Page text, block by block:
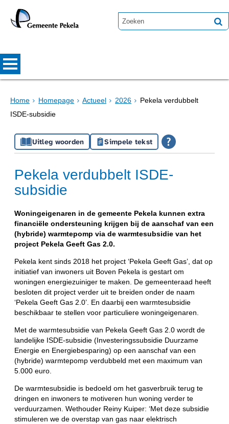
Home Homepage Actueel 2026
Pekela verdubbelt
ISDE-subsidie
Uitleg woorden Simpele tekst
Pekela verdubbelt ISDE-
subsidie
Woningeigenaren in de gemeente Pekela kunnen extra
financiële ondersteuning krijgen bij de aanschaf van een
(hybride) warmtepomp via de warmtesubsidie van het
project Pekela Geeft Gas 2.0.
Pekela kent sinds 2018 het project ‘Pekela Geeft Gas’, dat op
initiatief van inwoners uit Boven Pekela is gestart om
woningen energiezuiniger te maken. De gemeenteraad heeft
besloten dit project verder uit te breiden onder de naam
‘Pekela Geeft Gas 2.0’. En daarbij een warmtesubsidie
beschikbaar te stellen voor particuliere woningeigenaren.
Met de warmtesubsidie van Pekela Geeft Gas 2.0 wordt de
landelijke ISDE-subsidie (Investeringssubsidie Duurzame
Energie en Energiebesparing) op een aanschaf van een
(hybride) warmtepomp verdubbeld met een maximum van
5.000 euro.
De warmtesubsidie is bedoeld om het gasverbruik terug te
dringen en inwoners te motiveren hun woning verder te
verduurzamen. Wethouder Reiny Kuiper: ‘Met deze subsidie
stimuleren we de overstap van gas naar elektrisch